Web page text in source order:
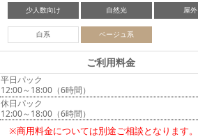
少人数向け 自然光 屋外
白系 ベージュ系
ご利用料金
平日パック
12:00～18:00（6時間）
休日パック
12:00～18:00（6時間）
※商用料金については別途ご相談となります。